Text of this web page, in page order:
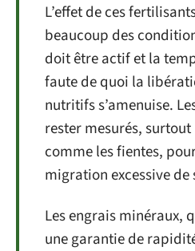
L’effet de ces
beaucoup des
doit être actif et la
faute de quoi la
nutritifs s’amenuise.
rester mesurés,
comme les fientes,
migration excessive de
Les engrais minéraux,
une garantie de